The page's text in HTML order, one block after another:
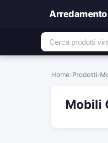
Arredamento
Home›Prodotti›
Mobili